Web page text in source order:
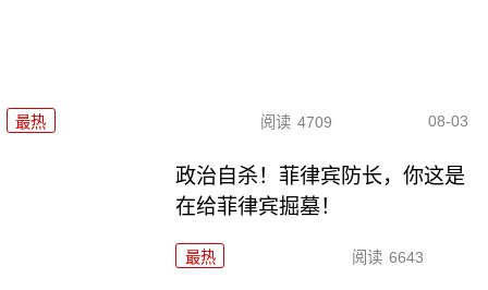
最热 阅读 4709 08-03
政治自杀！菲律宾防长，你这是
在给菲律宾掘墓！
最热 阅读 6643